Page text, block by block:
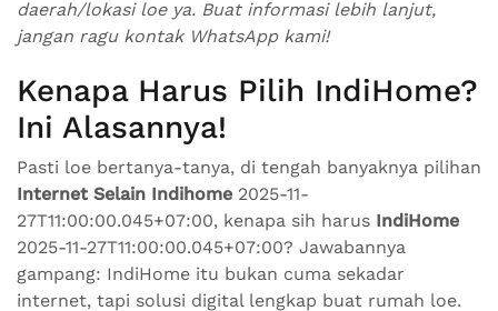
daerah/lokasi loe ya. Buat informasi lebih lanjut,
jangan ragu kontak WhatsApp kami!
Kenapa Harus Pilih IndiHome?
Ini Alasannya!
Pasti loe bertanya-tanya, di tengah banyaknya pilihan
Internet Selain Indihome 2025-11-
27T11:00:00.045+07:00, kenapa sih harus IndiHome
2025-11-27T11:00:00.045+07:00? Jawabannya
gampang: IndiHome itu bukan cuma sekadar
internet, tapi solusi digital lengkap buat rumah loe.